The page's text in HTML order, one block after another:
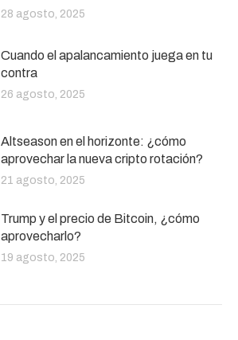
28 agosto, 2025
Cuando el apalancamiento juega en tu
contra
26 agosto, 2025
Altseason en el horizonte: ¿cómo
aprovechar la nueva cripto rotación?
21 agosto, 2025
Trump y el precio de Bitcoin, ¿cómo
aprovecharlo?
19 agosto, 2025